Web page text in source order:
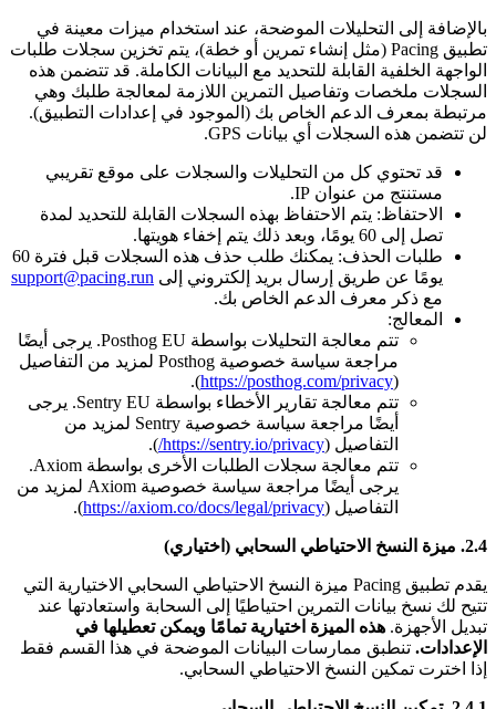
بالإضافة إلى التحليلات الموضحة، عند استخدام ميزات معينة في
تطبيق Pacing (مثل إنشاء تمرين أو خطة)، يتم تخزين سجلات طلبات
الواجهة الخلفية القابلة للتحديد مع البيانات الكاملة. قد تتضمن هذه
السجلات ملخصات وتفاصيل التمرين اللازمة لمعالجة طلبك وهي
مرتبطة بمعرف الدعم الخاص بك (الموجود في إعدادات التطبيق).
لن تتضمن هذه السجلات أي بيانات GPS.
قد تحتوي كل من التحليلات والسجلات على موقع تقريبي
مستنتج من عنوان IP.
الاحتفاظ: يتم الاحتفاظ بهذه السجلات القابلة للتحديد لمدة
تصل إلى 60 يومًا، وبعد ذلك يتم إخفاء هويتها.
طلبات الحذف: يمكنك طلب حذف هذه السجلات قبل فترة 60
يومًا عن طريق إرسال بريد إلكتروني إلى support@pacing.run
مع ذكر معرف الدعم الخاص بك.
المعالج:
تتم معالجة التحليلات بواسطة Posthog EU. يرجى أيضًا
مراجعة سياسة خصوصية Posthog لمزيد من التفاصيل
(
https://posthog.com/privacy
).
تتم معالجة تقارير الأخطاء بواسطة Sentry EU. يرجى
أيضًا مراجعة سياسة خصوصية Sentry لمزيد من
التفاصيل (https://sentry.io/privacy/
).
تتم معالجة سجلات الطلبات الأخرى بواسطة Axiom.
يرجى أيضًا مراجعة سياسة خصوصية Axiom لمزيد من
التفاصيل (https://axiom.co/docs/legal/privacy
).
2.4. ميزة النسخ الاحتياطي السحابي (اختياري)
يقدم تطبيق Pacing ميزة النسخ الاحتياطي السحابي الاختيارية التي
تتيح لك نسخ بيانات التمرين احتياطيًا إلى السحابة واستعادتها عند
تبديل الأجهزة. هذه الميزة اختيارية تمامًا ويمكن تعطيلها في
الإعدادات. تنطبق ممارسات البيانات الموضحة في هذا القسم فقط
إذا اخترت تمكين النسخ الاحتياطي السحابي.